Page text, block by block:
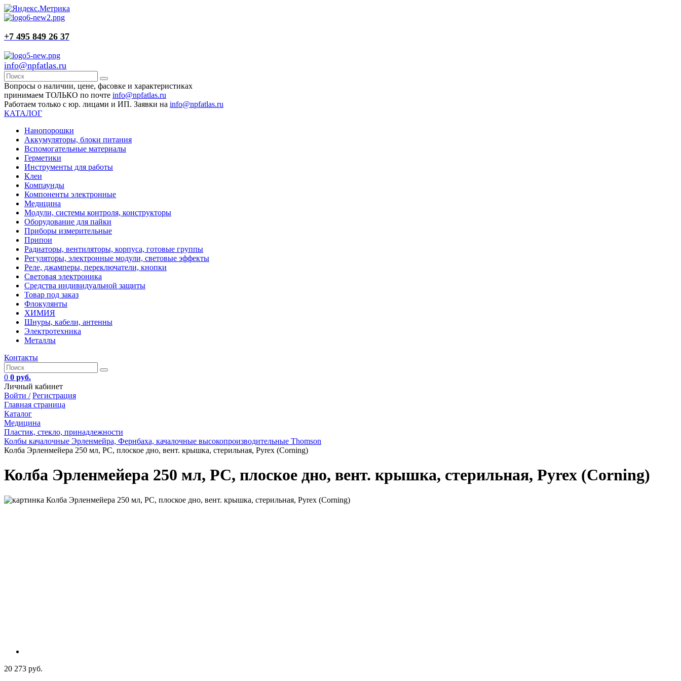
+7 495 849 26 37
info@npfatlas.ru
Вопросы о наличии, цене, фасовке и характеристиках
принимаем ТОЛЬКО по почте info@npfatlas.ru
Работаем только с юр. лицами и ИП. Заявки на info@npfatlas.ru
КАТАЛОГ
Нанопорошки
Аккумуляторы, блоки питания
Вспомогательные материалы
Герметики
Инструменты для работы
Клеи
Компаунды
Компоненты электронные
Медицина
Модули, системы контроля, конструкторы
Оборудование для пайки
Приборы измерительные
Припои
Радиаторы, вентиляторы, корпуса, готовые группы
Регуляторы, электронные модули, световые эффекты
Реле, джамперы, переключатели, кнопки
Световая электроника
Средства индивидуальной защиты
Товар под заказ
Флокулянты
ХИМИЯ
Шнуры, кабели, антенны
Электротехника
Металлы
Контакты
0 0 руб.
Личный кабинет
Войти / Регистрация
Главная страница
Каталог
Медицина
Пластик, стекло, принадлежности
Колбы качалочные Эрленмейра, Фернбаха, качалочные высокопроизводительные Thomson
Колба Эрленмейера 250 мл, PC, плоское дно, вент. крышка, стерильная, Pyrex (Corning)
Колба Эрленмейера 250 мл, PC, плоское дно, вент. крышка, стерильная, Pyrex (Corning)
20 273 руб.